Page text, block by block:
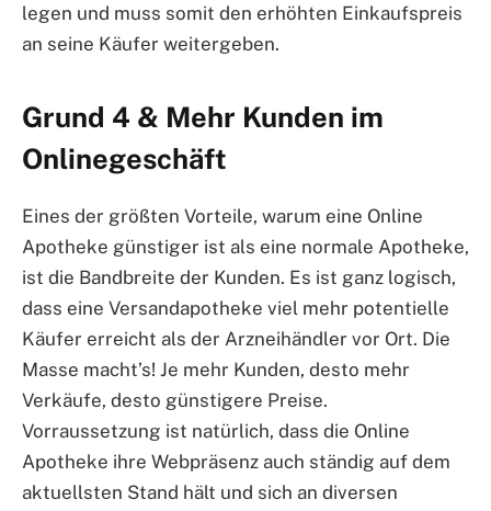
legen und muss somit den erhöhten Einkaufspreis
an seine Käufer weitergeben.
Grund 4 & Mehr Kunden im
Onlinegeschäft
Eines der größten Vorteile, warum eine Online
Apotheke günstiger ist als eine normale Apotheke,
ist die Bandbreite der Kunden. Es ist ganz logisch,
dass eine Versandapotheke viel mehr potentielle
Käufer erreicht als der Arzneihändler vor Ort. Die
Masse macht’s! Je mehr Kunden, desto mehr
Verkäufe, desto günstigere Preise.
Vorraussetzung ist natürlich, dass die Online
Apotheke ihre Webpräsenz auch ständig auf dem
aktuellsten Stand hält und sich an diversen